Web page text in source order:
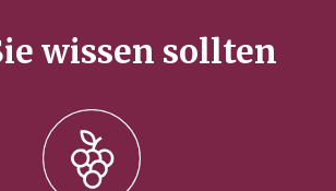
wissen sollten